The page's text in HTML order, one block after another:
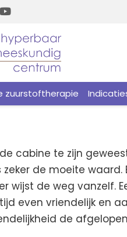
zuurstoftherapie
cabine te zijn
de moeite
wijst de weg vanzelf.
even vriendelijk en
de